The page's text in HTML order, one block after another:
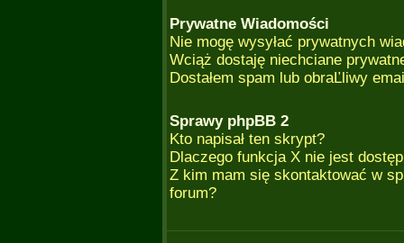
Prywatne Wiadomości
Nie mogę wysyłać prywatnych
Wciąż dostaję niechciane
Dostałem spam lub obraĽliwy
Sprawy phpBB 2
Kto napisał ten skrypt?
Dlaczego funkcja X nie jest
Z kim mam się skontaktować w
forum?